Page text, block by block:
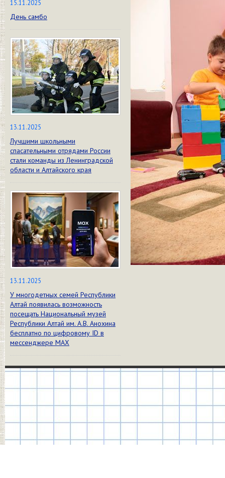
15.11.2025
День самбо
13.11.2025
Лучшими школьными
спасательными отрядами России
стали команды из Ленинградской
области и Алтайского края
13.11.2025
У многодетных семей Республики
Алтай появилась возможность
посещать Национальный музей
Республики Алтай им. А.В. Анохина
бесплатно по цифровому ID в
мессенджере МАХ